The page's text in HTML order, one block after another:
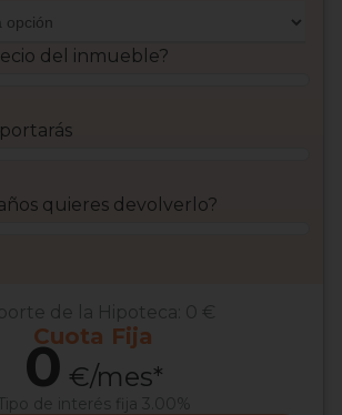
del inmueble?
quieres devolverlo?
de la Hipoteca: 0 €
Cuota Fija
0 €/mes*
Tipo de interés fija 3.00%